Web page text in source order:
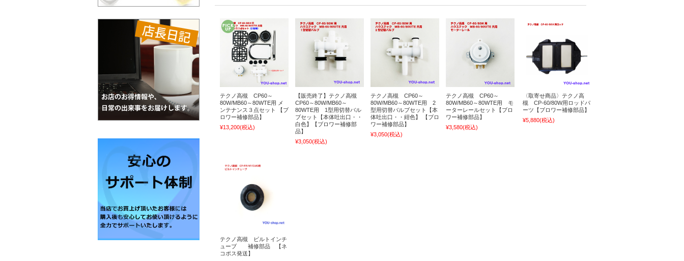
テクノ高槻 CP60～
80W/MB60～80WTE用 メ
ンテナンス３点セット 【ブ
ロワー補修部品】
¥13,200(税込)
【販売終了】テクノ高槻
CP60～80W/MB60～
80WTE用 1型用切替バル
ブセット【本体吐出口・・
白色】【ブロワー補修部
品】
¥3,050(税込)
テクノ高槻 CP60～
80W/MB60～80WTE用 2
型用切替バルブセット【本
体吐出口・・紺色】 【ブロ
ワー補修部品】
¥3,050(税込)
テクノ高槻 CP60～
80W/MB60～80WTE用 モ
ーターレールセット【ブロ
ワー補修部品】
¥3,580(税込)
〈取寄せ商品〉テクノ高
槻 CP-60/80W用ロッドパ
ーツ【ブロワー補修部品】
¥5,880(税込)
テクノ高槻 ビルトインチ
ューブ 補修部品 【ネ
コポス発送】